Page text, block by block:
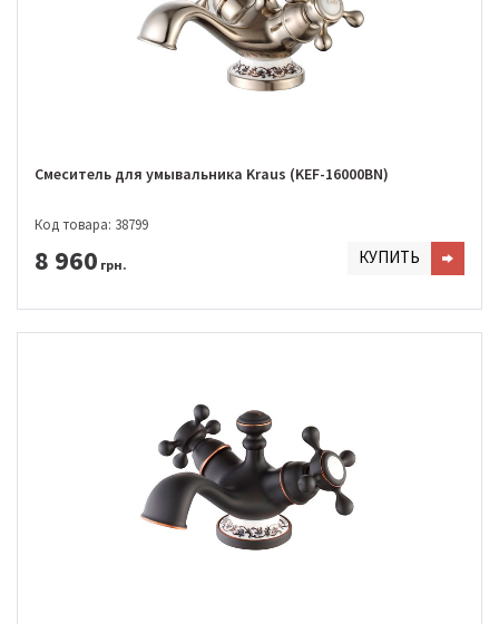
Смеситель для умывальника Kraus (KEF-16000BN)
Код товара: 38799
8 960 грн. КУПИТЬ